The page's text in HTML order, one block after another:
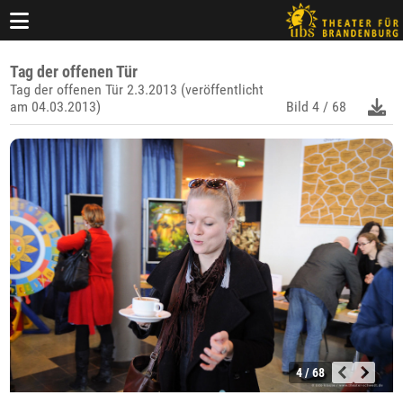
Tag der offenen Tür
Tag der offenen Tür 2.3.2013 (veröffentlicht
am 04.03.2013)
Bild 4 / 68
4 / 68